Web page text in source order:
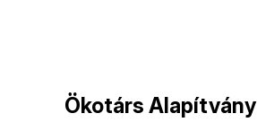
Ökotárs Alapítvány